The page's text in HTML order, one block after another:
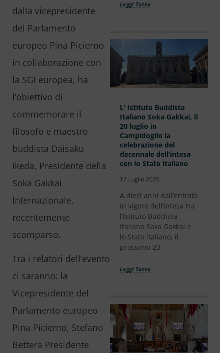
dalla vicepresidente
del Parlamento
europeo Pina Picierno
in collaborazione con
la SGI europea, ha
l’obiettivo di
commemorare il
filosofo e maestro
buddista Daisaku
Ikeda, Presidente della
Soka Gakkai
Internazionale,
recentemente
scomparso.
Tra i relatori dell’evento
ci saranno: la
Vicepresidente del
Parlamento europeo
Pina Picierno, Stefano
Bettera Presidente
Leggi Tutto
L’ Istituto Buddista
Italiano Soka Gakkai, il
20 luglio in
Campidoglio la
celebrazione del
decennale dell’intesa
con lo Stato italiano
17 Luglio 2026
A dieci anni dall’entrata
in vigore dell’Intesa tra
l’Istituto Buddista
Italiano Soka Gakkai e
lo Stato italiano, il
prossimo 20
Leggi Tutto